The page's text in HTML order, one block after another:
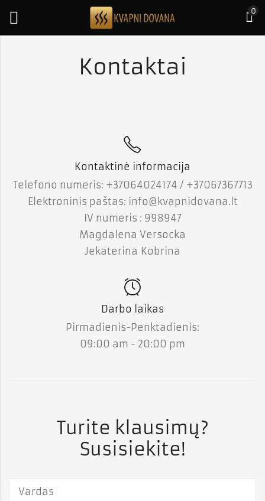
0
Kontaktai
Kontaktinė informacija
Telefono numeris: +37064024174 / +37067367713
Elektroninis paštas: info@kvapnidovana.lt
IV numeris : 998947
Magdalena Versocka
Jekaterina Kobrina
Darbo laikas
Pirmadienis-Penktadienis:
09:00 am - 20:00 pm
Turite klausimų?
Susisiekite!